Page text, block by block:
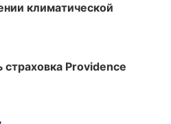
климатической
страховка Providence